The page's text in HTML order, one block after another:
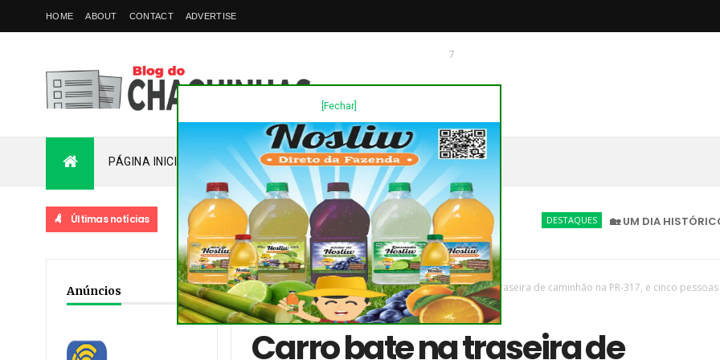
[Fechar]
HOME ABOUT CONTACT ADVERTISE
7
PÁGINA INICIAL PLANTÃO FALE COM O CHAGUINHAS
Últimas notícias DESTAQUES 🏡 UM DIA HISTÓRICO PARA
Anúncios Home/Acidente/Destaques/Novas/Carro bate na traseira de caminhão na PR-317, e cinco
feridas
Carro bate na traseira de